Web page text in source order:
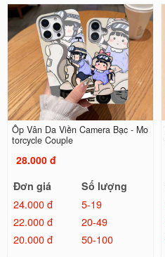
Ốp Vân Da Viền Camera Bạc - Mo
torcycle Couple
28.000 đ
Đơn giá
Số lượng
24.000 đ
5-19
22.000 đ
20-49
20.000 đ
50-100